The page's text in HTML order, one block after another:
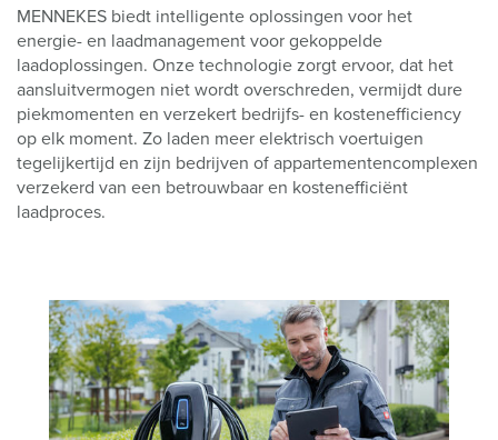
MENNEKES biedt intelligente oplossingen voor het
energie- en laadmanagement voor gekoppelde
laadoplossingen. Onze technologie zorgt ervoor, dat het
aansluitvermogen niet wordt overschreden, vermijdt dure
piekmomenten en verzekert bedrijfs- en kostenefficiency
op elk moment. Zo laden meer elektrisch voertuigen
tegelijkertijd en zijn bedrijven of appartementencomplexen
verzekerd van een betrouwbaar en kostenefficiënt
laadproces.